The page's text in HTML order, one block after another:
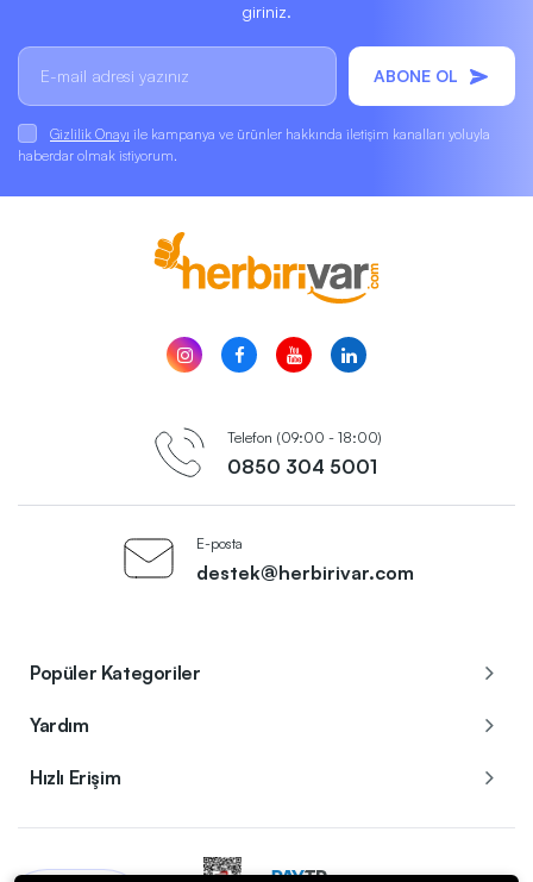
giriniz.
ABONE OL
Gizlilik Onayı ile kampanya ve ürünler hakkında iletişim kanalları yoluyla
haberdar olmak istiyorum.
Telefon (09:00 - 18:00)
0850 304 5001
E-posta
destek@herbirivar.com
Popüler Kategoriler
Yardım
Hızlı Erişim